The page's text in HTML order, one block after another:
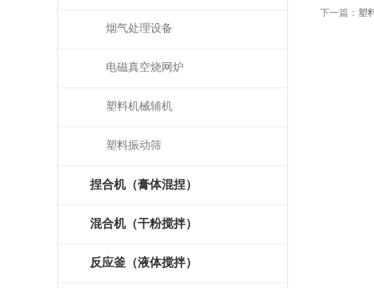
烟气处理设备
电磁真空烧网炉
塑料机械辅机
塑料振动筛
捏合机（膏体混捏）
混合机（干粉搅拌）
反应釜（液体搅拌）
下一篇： 塑